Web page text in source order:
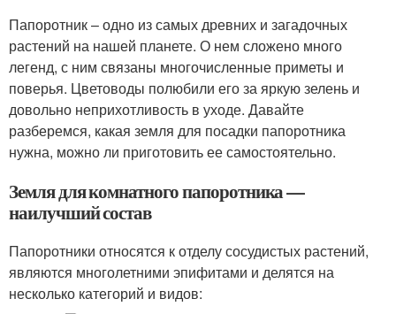
Папоротник – одно из самых древних и загадочных
растений на нашей планете. О нем сложено много
легенд, с ним связаны многочисленные приметы и
поверья. Цветоводы полюбили его за яркую зелень и
довольно неприхотливость в уходе. Давайте
разберемся, какая земля для посадки папоротника
нужна, можно ли приготовить ее самостоятельно.
Земля для комнатного папоротника —
наилучший состав
Папоротники относятся к отделу сосудистых растений,
являются многолетними эпифитами и делятся на
несколько категорий и видов: